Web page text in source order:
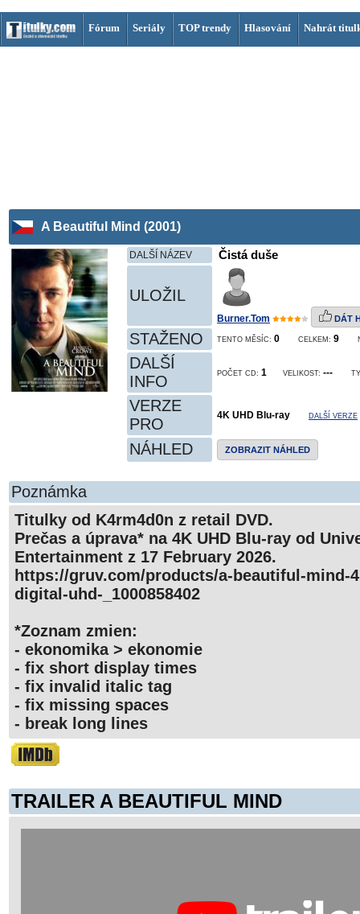
Fórum Seriály TOP trendy Hlasování Nahrát
A Beautiful Mind (2001)
DALŠÍ NÁZEV Čistá duše
ULOŽIL
Burner.Tom DÁT
STAŽENO TENTO MĚSÍC: 0 CELKEM: 9
DALŠÍ
INFO
POČET CD: 1 VELIKOST: ---
VERZE
PRO
4K UHD Blu-ray DALŠÍ VERZE
NÁHLED ZOBRAZIT NÁHLED
Poznámka
Titulky od K4rm4d0n z retail DVD.
Prečas a úprava* na 4K UHD Blu-ray od
Entertainment z 17 February 2026.
https://gruv.com/products/a-beautiful-mind-
digital-uhd-_1000858402
*Zoznam zmien:
- ekonomika > ekonomie
- fix short display times
- fix invalid italic tag
- fix missing spaces
- break long lines
TRAILER A BEAUTIFUL MIND